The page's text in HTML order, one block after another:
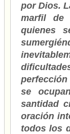
por Dios.
marfil de
quienes
perfección
se
santidad
oración
todos los